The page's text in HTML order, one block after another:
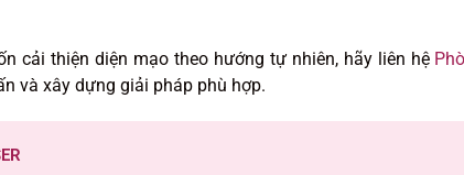
cải thiện diện mạo theo hướng tự nhiên, hãy liên hệ
và xây dựng giải pháp phù hợp.